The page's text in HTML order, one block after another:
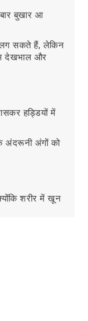
बुखार आ
लग सकते हैं, लेकिन
देखभाल और
हड्डियों में
अंदरूनी अंगों को
शरीर में खून